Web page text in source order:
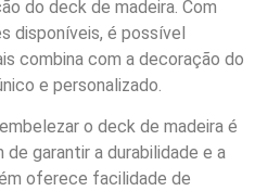
do deck de madeira. Com
disponíveis, é possível
combina com a decoração do
e personalizado.
o deck de madeira é
garantir a durabilidade e a
oferece facilidade de